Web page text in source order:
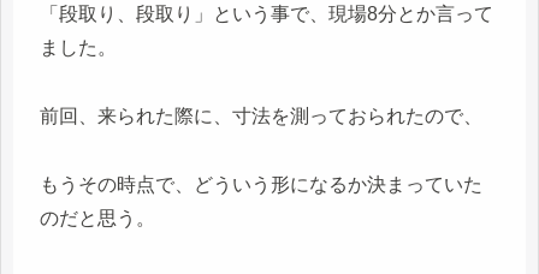
「段取り、段取り」という事で、現場8分とか言って
ました。
前回、来られた際に、寸法を測っておられたので、
もうその時点で、どういう形になるか決まっていた
のだと思う。